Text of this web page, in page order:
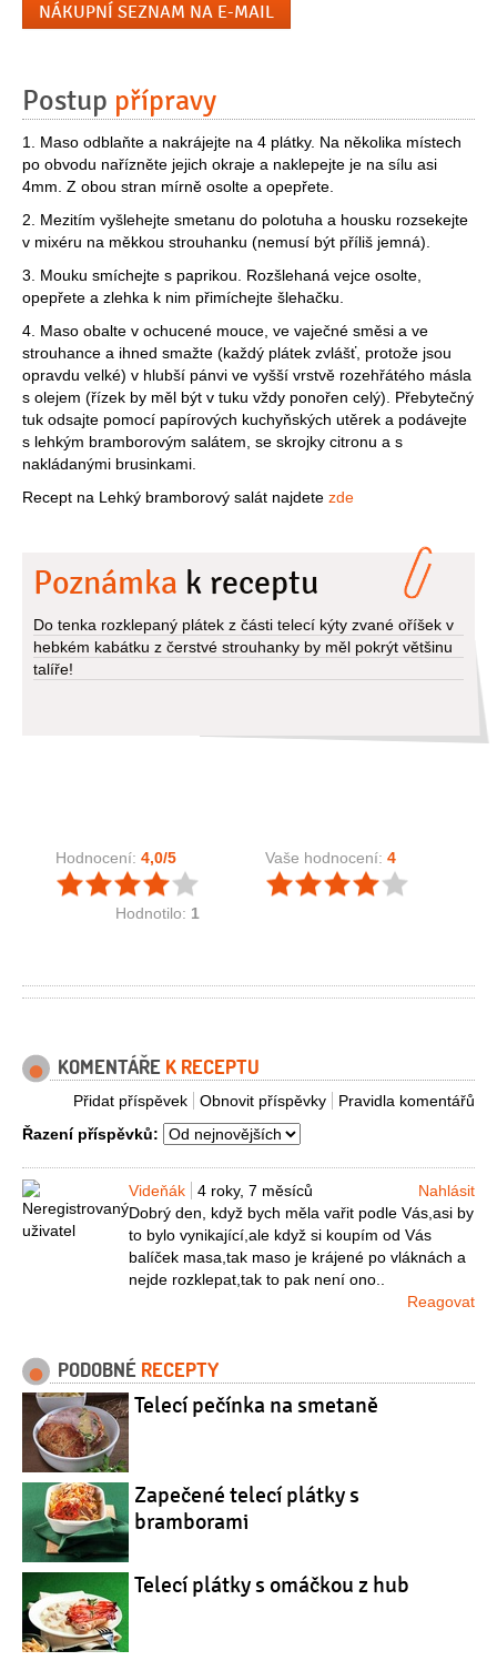
NÁKUPNÍ SEZNAM NA E-MAIL
Postup přípravy
1. Maso odblaňte a nakrájejte na 4 plátky. Na několika místech
po obvodu nařízněte jejich okraje a naklepejte je na sílu asi
4mm. Z obou stran mírně osolte a opepřete.
2. Mezitím vyšlehejte smetanu do polotuha a housku rozsekejte
v mixéru na měkkou strouhanku (nemusí být příliš jemná).
3. Mouku smíchejte s paprikou. Rozšlehaná vejce osolte,
opepřete a zlehka k nim přimíchejte šlehačku.
4. Maso obalte v ochucené mouce, ve vaječné směsi a ve
strouhance a ihned smažte (každý plátek zvlášť, protože jsou
opravdu velké) v hlubší pánvi ve vyšší vrstvě rozehřátého másla
s olejem (řízek by měl být v tuku vždy ponořen celý). Přebytečný
tuk odsajte pomocí papírových kuchyňských utěrek a podávejte
s lehkým bramborovým salátem, se skrojky citronu a s
nakládanými brusinkami.
Recept na Lehký bramborový salát najdete zde
Poznámka k receptu
Do tenka rozklepaný plátek z části telecí kýty zvané oříšek v
hebkém kabátku z čerstvé strouhanky by měl pokrýt většinu
talíře!
Hodnocení: 4,0/5
Hodnotilo: 1
Vaše hodnocení: 4
KOMENTÁŘE K RECEPTU
Pravidla komentářů
Obnovit příspěvky
Přidat příspěvek
Řazení příspěvků:
Videňák 4 roky, 7 měsíců
Nahlásit
Dobrý den, když bych měla vařit podle Vás,asi by
to bylo vynikající,ale když si koupím od Vás
balíček masa,tak maso je krájené po vláknách a
nejde rozklepat,tak to pak není ono..
Reagovat
PODOBNÉ RECEPTY
Telecí pečínka na smetaně
Zapečené telecí plátky s
bramborami
Telecí plátky s omáčkou z hub